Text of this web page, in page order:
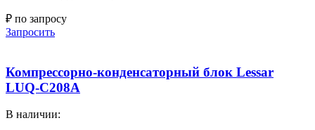
₽ по запросу
Запросить
Компрессорно-конденсаторный блок Lessar
LUQ-C208A
В наличии: